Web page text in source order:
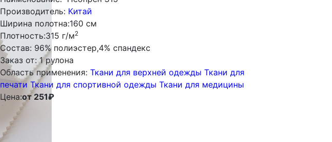
Производитель: Китай
Ширина полотна:160 см
Плотность:315 г/м2
Состав: 96% полиэстер,4% спандекс
Заказ от: 1 рулона
Облаcть применения: Ткани для верхней одежды Ткани для
печати Ткани для спортивной одежды Ткани для медицины
Цена:от 251₽